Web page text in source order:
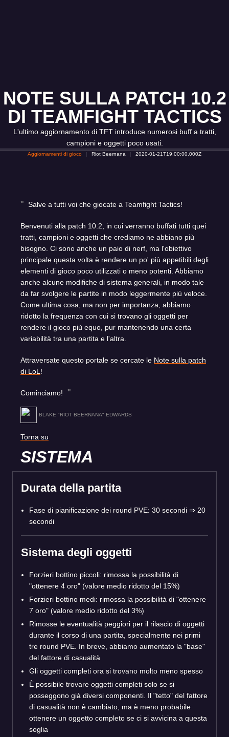
NOTE SULLA PATCH 10.2
DI TEAMFIGHT TACTICS
L'ultimo aggiornamento di TFT introduce numerosi buff a tratti,
campioni e oggetti poco usati.
Aggiornamenti di gioco Riot Beernana 2020-01-21T19:00:00.000Z
Salve a tutti voi che giocate a Teamfight Tactics!
Benvenuti alla patch 10.2, in cui verranno buffati tutti quei
tratti, campioni e oggetti che crediamo ne abbiano più
bisogno. Ci sono anche un paio di nerf, ma l'obiettivo
principale questa volta è rendere un po' più appetibili degli
elementi di gioco poco utilizzati o meno potenti. Abbiamo
anche alcune modifiche di sistema generali, in modo tale
da far svolgere le partite in modo leggermente più veloce.
Come ultima cosa, ma non per importanza, abbiamo
ridotto la frequenza con cui si trovano gli oggetti per
rendere il gioco più equo, pur mantenendo una certa
variabilità tra una partita e l'altra.
Attraversate questo portale se cercate le Note sulla patch
di LoL !
Cominciamo!
BLAKE "RIOT BEERNANA" EDWARDS
Torna su
SISTEMA
Durata della partita
Fase di pianificazione dei round PVE: 30 secondi ⇒ 20
secondi
Sistema degli oggetti
Forzieri bottino piccoli: rimossa la possibilità di
"ottenere 4 oro" (valore medio ridotto del 15%)
Forzieri bottino medi: rimossa la possibilità di "ottenere
7 oro" (valore medio ridotto del 3%)
Rimosse le eventualità peggiori per il rilascio di oggetti
durante il corso di una partita, specialmente nei primi
tre round PVE. In breve, abbiamo aumentato la "base"
del fattore di casualità
Gli oggetti completi ora si trovano molto meno spesso
È possibile trovare oggetti completi solo se si
posseggono già diversi componenti. Il "tetto" del fattore
di casualità non è cambiato, ma è meno probabile
ottenere un oggetto completo se ci si avvicina a questa
soglia